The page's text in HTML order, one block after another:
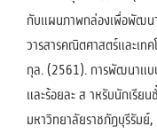
กับแผนภาพกล่องเพื่อพัฒน
วารสารคณิตศาสตร์และเท
กุล. (2561). การพัฒนาแบ
และร้อยละ ส าหรับนักเรีย
มหาวิทยาลัยราชภัฏบุรีรัม